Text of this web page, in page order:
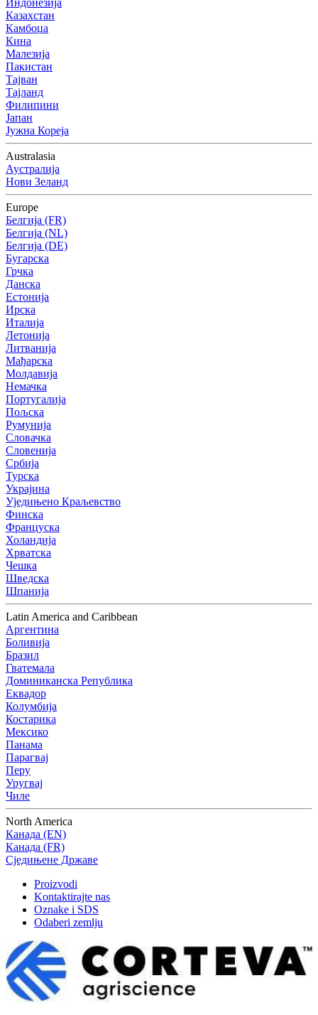
Индонезија
Казахстан
Камбоџа
Кина
Малезија
Пакистан
Тајван
Тајланд
Филипини
Јапан
Јужна Кореја
Australasia
Аустралија
Нови Зеланд
Europe
Белгија (FR)
Белгија (NL)
Белгија (DE)
Бугарска
Грчка
Данска
Естонија
Ирска
Италија
Летонија
Литванија
Мађарска
Молдавија
Немачка
Португалија
Пољска
Румунија
Словачка
Словенија
Србија
Турска
Украјина
Уједињено Краљевство
Финска
Француска
Холандија
Хрватска
Чешка
Шведска
Шпанија
Latin America and Caribbean
Аргентина
Боливија
Бразил
Гватемала
Доминиканска Република
Еквадор
Колумбија
Костарика
Мексико
Панама
Парагвај
Перу
Уругвај
Чиле
North America
Канада (EN)
Канада (FR)
Сједињене Државе
Proizvodi
Kontaktirajte nas
Oznake i SDS
Odaberi zemlju